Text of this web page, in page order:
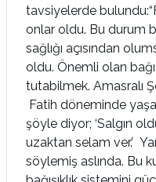
tavsiyelerde
onlar oldu. Bu durum
sağlığı açısından
oldu. Önemli olan
tutabilmek. Amasralı
Fatih döneminde
şöyle diyor; ‘Salgın
uzaktan selam ver.’
söylemiş aslında. Bu